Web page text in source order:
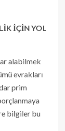
İÇİN YOL
alabilmek
evrakları
prim
bilgiler bu